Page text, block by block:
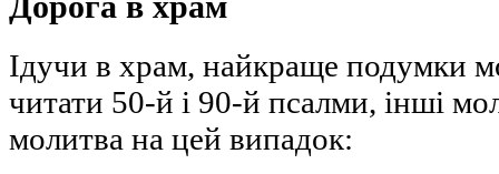
Ідучи в храм, найкраще подумки
читати 50-й і 90-й псалми, інші
молитва на цей випадок: